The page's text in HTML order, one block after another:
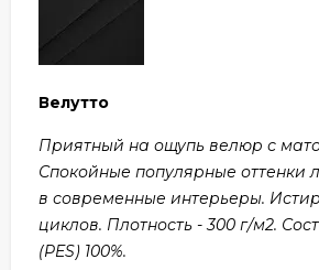
Велутто
Приятный на ощупь велюр с
Спокойные популярные оттенки
в современные интерьеры.
циклов. Плотность - 300 г/м2.
(PES) 100%.